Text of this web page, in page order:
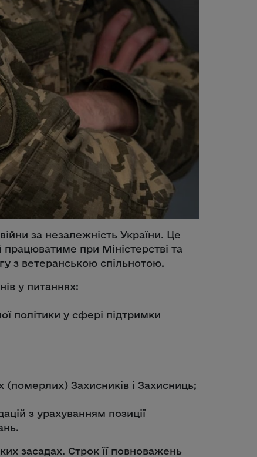
за незалежність України. Це
працюватиме при Міністерстві та
з ветеранською спільнотою.
у питаннях:
політики у сфері підтримки
Захисників і Захисниць;
з урахуванням позиції
засадах. Строк її повноважень